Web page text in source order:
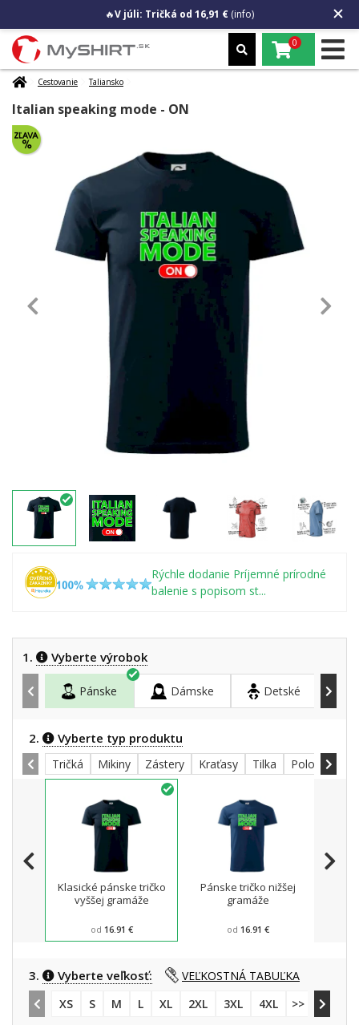
🔥V júli: Tričká od 16,91 € (info)
0
Cestovanie Taliansko
Italian speaking mode - ON
Rýchle dodanie Príjemné prírodné
balenie s popisom st...
1. Vyberte výrobok
Pánske Dámske Detské
2. Vyberte typ produktu
Tričká Mikiny Zástery Kraťasy Tilka Polokošele
Klasické pánske tričko
vyššej gramáže
od 16.91 €
Pánske tričko nižšej
gramáže
od 16.91 €
3. Vyberte veľkosť:
VEĽKOSTNÁ TABUĽKA
XS
S M L XL 2XL 3XL 4XL >> 5XL